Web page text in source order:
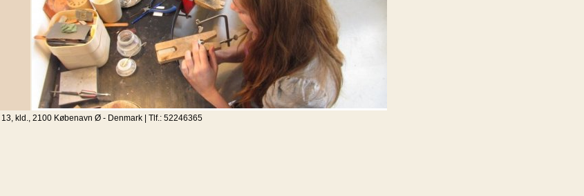
kld., 2100 Købenavn Ø - Denmark | Tlf.: 52246365